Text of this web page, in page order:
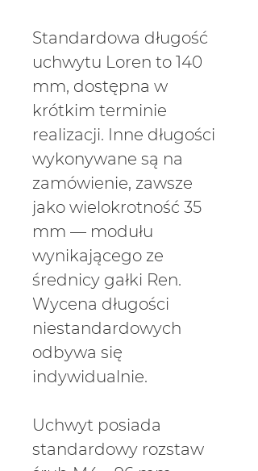
Standardowa długość
uchwytu Loren to 140
mm, dostępna w
krótkim terminie
realizacji. Inne długości
wykonywane są na
zamówienie, zawsze
jako wielokrotność 35
mm — modułu
wynikającego ze
średnicy gałki Ren.
Wycena długości
niestandardowych
odbywa się
indywidualnie.
Uchwyt posiada
standardowy rozstaw